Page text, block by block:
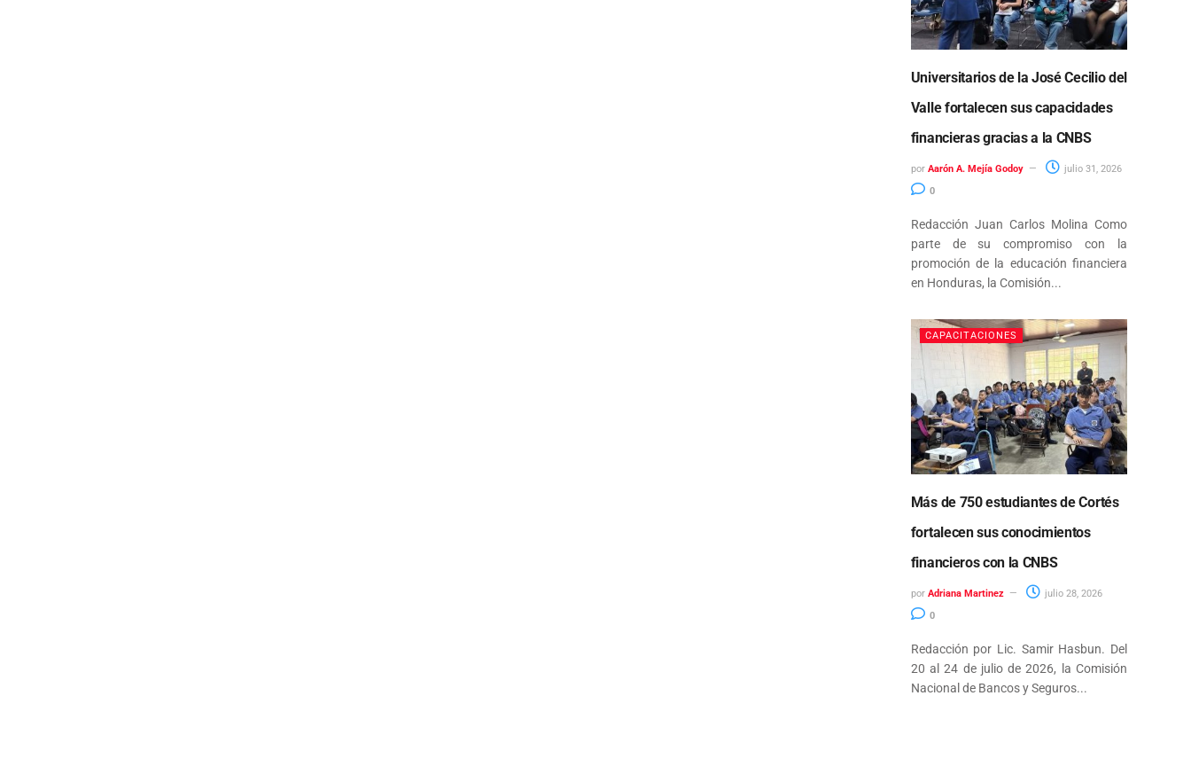
Universitarios de la José Cecilio del
Valle fortalecen sus capacidades
financieras gracias a la CNBS
por Aarón A. Mejía Godoy
julio 31, 2026
0
Redacción Juan Carlos Molina Como
parte de su compromiso con la
promoción de la educación financiera
en Honduras, la Comisión...
CAPACITACIONES
Más de 750 estudiantes de Cortés
fortalecen sus conocimientos
financieros con la CNBS
por Adriana Martinez
julio 28, 2026
0
Redacción por Lic. Samir Hasbun. Del
20 al 24 de julio de 2026, la Comisión
Nacional de Bancos y Seguros...